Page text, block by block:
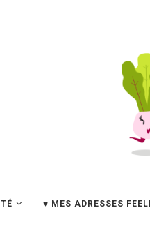
♥ MES ADRESSES